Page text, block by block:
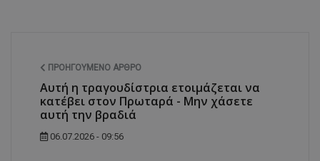
ΠΡΟΗΓΟΎΜΕΝΟ ΆΡΘΡΟ
Αυτή η τραγουδίστρια ετοιμάζεται να
κατέβει στον Πρωταρά - Μην χάσετε
αυτή την βραδιά
06.07.2026 - 09:56